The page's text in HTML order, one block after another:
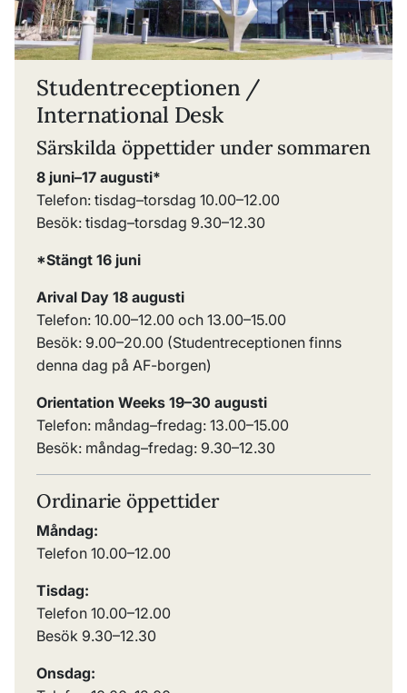
Studentreceptionen /
International Desk
Särskilda öppettider under sommaren
8 juni–17 augusti*
Telefon: tisdag–torsdag 10.00–12.00
Besök: tisdag–torsdag 9.30–12.30
*Stängt 16 juni
Arival Day 18 augusti
Telefon: 10.00–12.00 och 13.00–15.00
Besök: 9.00–20.00 (Studentreceptionen finns
denna dag på AF-borgen)
Orientation Weeks 19–30 augusti
Telefon: måndag–fredag: 13.00–15.00
Besök: måndag–fredag: 9.30–12.30
Ordinarie öppettider
Måndag:
Telefon 10.00–12.00
Tisdag:
Telefon 10.00–12.00
Besök 9.30–12.30
Onsdag: